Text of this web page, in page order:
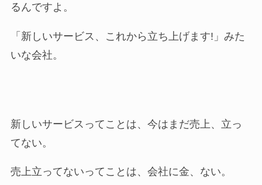
るんですよ。
「新しいサービス、これから立ち上げます!」みた
いな会社。
新しいサービスってことは、今はまだ売上、立っ
てない。
売上立ってないってことは、会社に金、ない。